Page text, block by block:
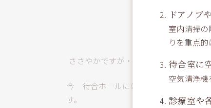
ささやかですが・・・
今 待合ホールには 花のかおり が
ドアノブ
室内清掃
りを重点的
待合室に
空気清浄機
診療室や